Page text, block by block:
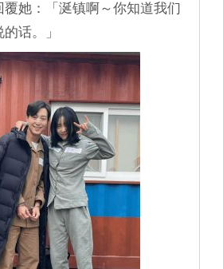
她：「涎镇啊～你知道我们
话。」